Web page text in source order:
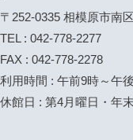
〒252-0335 相模原市南
TEL : 042-778-2277
FAX : 042-778-2278
利用時間 : 午前9時～午
休館日 : 第4月曜日・年